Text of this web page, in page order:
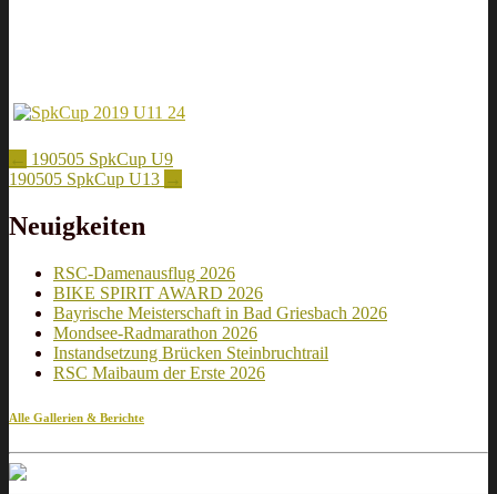
Artikel-
Navigation
← 190505 SpkCup U9
190505 SpkCup U13 →
Neuigkeiten
RSC-Damenausflug 2026
BIKE SPIRIT AWARD 2026
Bayrische Meisterschaft in Bad Griesbach 2026
Mondsee-Radmarathon 2026
Instandsetzung Brücken Steinbruchtrail
RSC Maibaum der Erste 2026
Alle Gallerien & Berichte